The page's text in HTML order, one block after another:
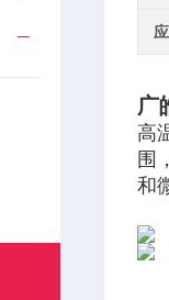
广
高
围
和